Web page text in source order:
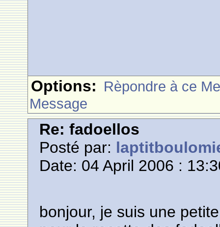
Options: Rèpondre à ce
Message
Re: fadoellos
Posté par:
Date: 04 April 2006 :
bonjour, je suis une